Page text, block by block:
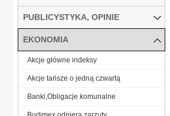
PUBLICYSTYKA, OPINIE
EKONOMIA
Akcje główne indeksy
Akcje tańsze o jedną czwartą
Banki,Obligacje komunalne